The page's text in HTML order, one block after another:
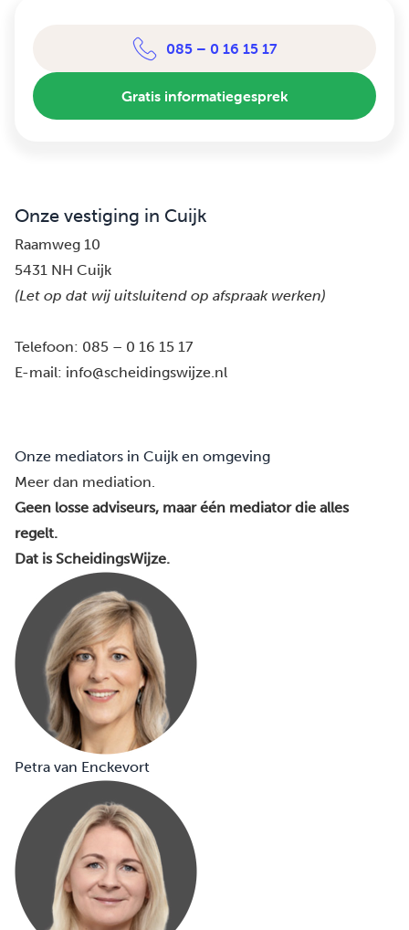
085 – 0 16 15 17
Gratis informatiegesprek
Onze vestiging in Cuijk
Raamweg 10
5431 NH Cuijk
(Let op dat wij uitsluitend op afspraak werken)
Telefoon: 085 – 0 16 15 17
E-mail: info@scheidingswijze.nl
Onze mediators in Cuijk en omgeving
Meer dan mediation.
Geen losse adviseurs, maar één mediator die alles
regelt.
Dat is ScheidingsWijze.
Petra van Enckevort